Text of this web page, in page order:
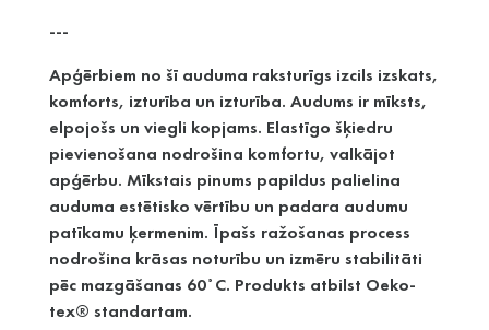
---
Apģērbiem no šī auduma raksturīgs izcils izskats,
komforts, izturība un izturība. Audums ir mīksts,
elpojošs un viegli kopjams. Elastīgo šķiedru
pievienošana nodrošina komfortu, valkājot
apģērbu. Mīkstais pinums papildus palielina
auduma estētisko vērtību un padara audumu
patīkamu ķermenim. Īpašs ražošanas process
nodrošina krāsas noturību un izmēru stabilitāti
pēc mazgāšanas 60˚C. Produkts atbilst Oeko-
tex® standartam.